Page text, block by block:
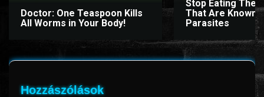
Doctor: One Teaspoon Kills
All Worms in Your Body!
Stop Eating
That Are Known
Parasites
Hozzászólások